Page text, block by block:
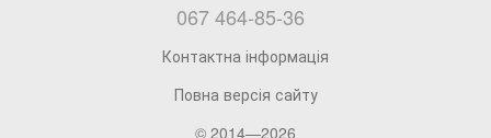
067 464-85-36
Контактна інформація
Повна версія сайту
© 2014—2026